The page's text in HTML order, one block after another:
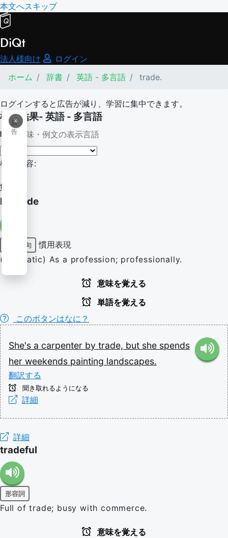
本文へスキップ
DiQt
法人様向け
ログイン
ホーム
辞書 英語 - 多言語 trade.
ログインすると広告が減り、学習に集中できます。
×
広
告
検索結果- 英語 - 多言語
意味・例文の表示言語
検索内容:
trade.
by trade
前置詞句
慣用表現
(idiomatic) As a profession; professionally.
意味を覚える
単語を覚える
このボタンはなに？
She's a carpenter by trade, but she spends
her weekends painting landscapes.
翻訳する
聞き取れるようになる
詳細
詳細
tradeful
形容詞
Full of trade; busy with commerce.
意味を覚える